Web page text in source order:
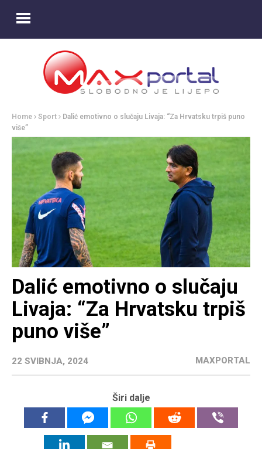
Home Sport
Dalić emotivno o slučaju Livaja: “Za Hrvatsku trpiš puno
više”
Dalić emotivno o slučaju
Livaja: “Za Hrvatsku trpiš
puno više”
22 SVIBNJA, 2024 MAXPORTAL
Širi dalje